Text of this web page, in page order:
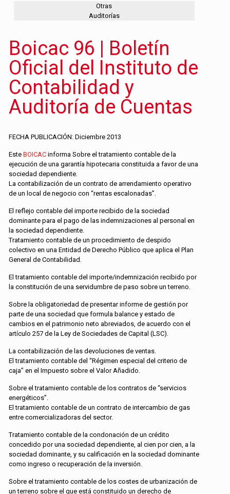
Otras
Auditorías
Boicac 96 | Boletín
Oficial del Instituto de
Contabilidad y
Auditoría de Cuentas
FECHA PUBLICACIÓN: Diciembre 2013
Este BOICAC informa Sobre el tratamiento contable de la
ejecución de una garantía hipotecaria constituida a favor de una
sociedad dependiente.
La contabilización de un contrato de arrendamiento operativo
de un local de negocio con “rentas escalonadas”.
El reflejo contable del importe recibido de la sociedad
dominante para el pago de las indemnizaciones al personal en
la sociedad dependiente.
Tratamiento contable de un procedimiento de despido
colectivo en una Entidad de Derecho Público que aplica el Plan
General de Contabilidad.
El tratamiento contable del importe/indemnización recibido por
la constitución de una servidumbre de paso sobre un terreno.
Sobre la obligatoriedad de presentar informe de gestión por
parte de una sociedad que formula balance y estado de
cambios en el patrimonio neto abreviados, de acuerdo con el
artículo 257 de la Ley de Sociedades de Capital (LSC).
La contabilización de las devoluciones de ventas.
El tratamiento contable del “Régimen especial del criterio de
caja” en el Impuesto sobre el Valor Añadido.
Sobre el tratamiento contable de los contratos de “servicios
energéticos”.
El tratamiento contable de un contrato de intercambio de gas
entre comercializadoras del sector.
Tratamiento contable de la condonación de un crédito
concedido por una sociedad dependiente, al cien por cien, a la
sociedad dominante, y su calificación en la sociedad dominante
como ingreso o recuperación de la inversión.
Sobre el tratamiento contable de los costes de urbanización de
un terreno sobre el que está constituido un derecho de